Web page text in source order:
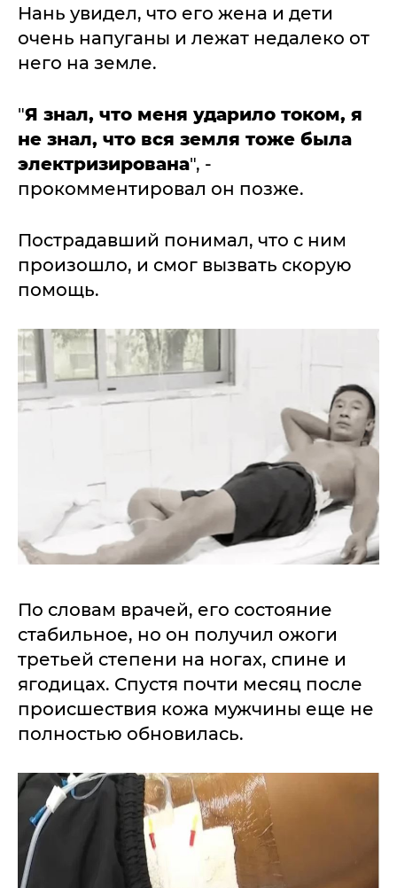
Нань увидел, что его жена и дети
очень напуганы и лежат недалеко от
него на земле.
"Я знал, что меня ударило током, я
не знал, что вся земля тоже была
электризирована", -
прокомментировал он позже.
Пострадавший понимал, что с ним
произошло, и смог вызвать скорую
помощь.
По словам врачей, его состояние
стабильное, но он получил ожоги
третьей степени на ногах, спине и
ягодицах. Спустя почти месяц после
происшествия кожа мужчины еще не
полностью обновилась.